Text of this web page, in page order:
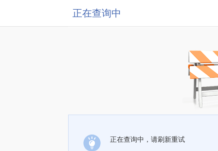
正在查询中
正在查询中，请刷新重试